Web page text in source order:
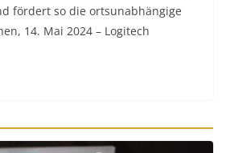
fördert so die ortsunabhängige
14. Mai 2024 – Logitech